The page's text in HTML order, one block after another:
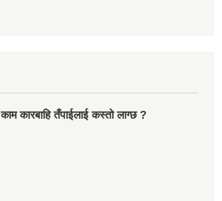
कारबाहि तँपाईलाई कस्तो लाग्छ ?